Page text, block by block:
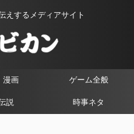
えするメディアサイト
漫画 ゲーム全般
説 時事ネタ